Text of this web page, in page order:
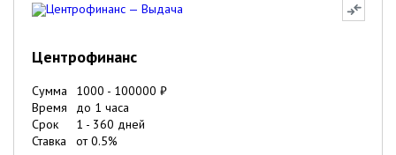
Центрофинанс
Сумма 1000 - 100000 ₽
Время
до 1 часа
Срок
1 - 360 дней
Ставка
от0.5%